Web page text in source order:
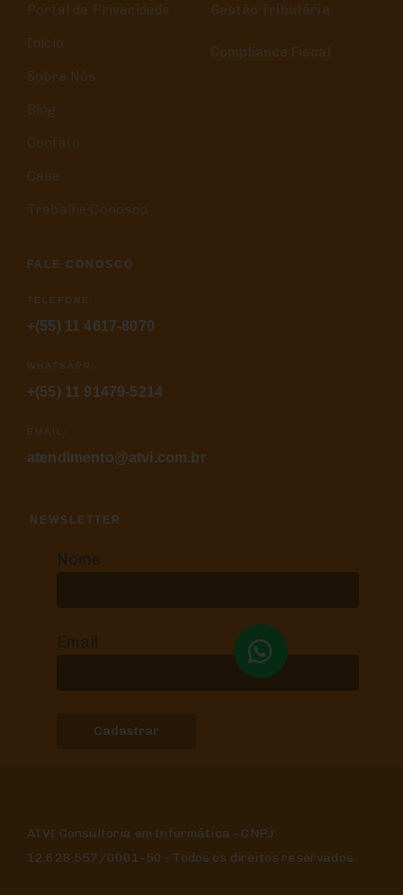
Portal da Privacidade
Início
Sobre Nós
Blog
Contato
Case
Trabalhe Conosco
Gestão Tributária
Compliance Fiscal
FALE CONOSCO
TELEFONE:
+(55) 11 4617-8070
WHATSAPP:
+(55) 11 91479-5214
EMAIL:
atendimento@atvi.com.br
NEWSLETTER
Nome
Email
ATVI Consultoria em Informática - CNPJ:
12.628.557/0001-50 - Todos os direitos reservados.